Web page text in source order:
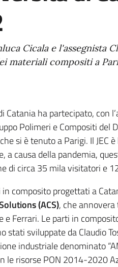
Cicala e l'assegnista
materiali compositi a
Catania ha partecipato, con
Polimeri e Compositi del
che si è tenuto a Parigi. Il JEC
a causa della pandemia,
di circa 35 mila visitatori e
composito progettati a
(ACS), che
e Ferrari. Le parti in
stati sviluppate da Claudio
industriale denominato
le risorse PON 2014-2020